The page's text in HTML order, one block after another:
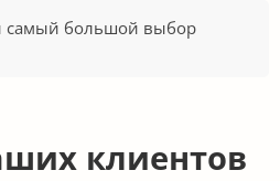
самый большой выбор
клиентов